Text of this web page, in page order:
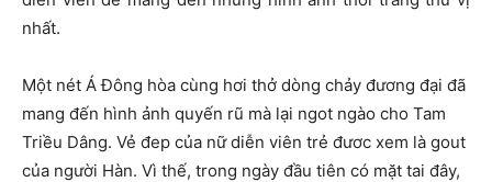
nhất.
Một nét Á Đông hòa cùng hơi thở dòng chảy đương đại đã
mang đến hình ảnh quyến rũ mà lại ngot ngào cho Tam
Triều Dâng. Vẻ đep của nữ diễn viên trẻ đươc xem là gout
của người Hàn. Vì thế, trong ngày đầu tiên có mặt tai đây,